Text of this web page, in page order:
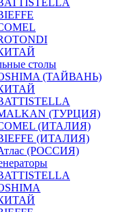
столы
(ТАЙВАНЬ)
(ТУРЦИЯ)
(ИТАЛИЯ)
(ИТАЛИЯ)
(РОССИЯ)